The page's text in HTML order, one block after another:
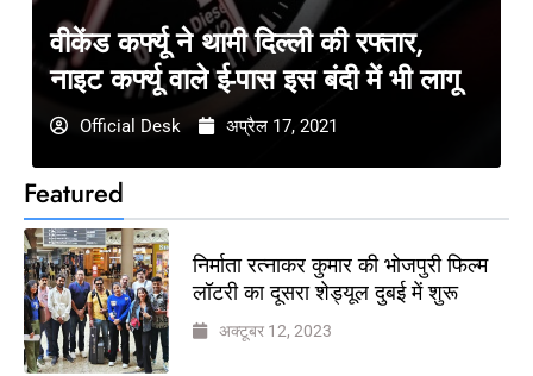
Featured
निर्माता रत्नाकर कुमार की भोजपुरी फिल्म
लॉटरी का दूसरा शेड्यूल दुबई में शुरू
अक्टूबर 12, 2023
वीकेंड कर्फ्यू ने थामी दिल्ली की रफ्तार,
नाइट कर्फ्यू वाले ई-पास इस बंदी में भी लागू
Official Desk अप्रैल 17, 2021